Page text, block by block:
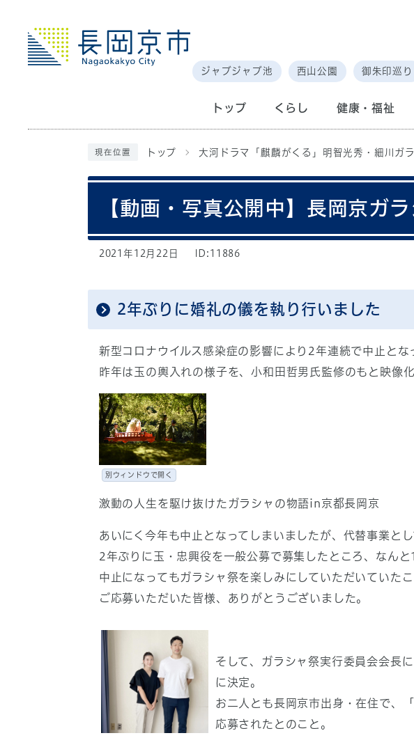
ジャブジャブ池 西山公園 御朱印巡り
トップ くらし 健康・福祉
現在位置 トップ 大河ドラマ「麒麟がくる」明智光秀・細川ガ
【動画・写真公開中】長岡京
2021年12月22日 ID:11886
2年ぶりに婚礼の儀を執り行いました
新型コロナウイルス感染症の影響により2年連続で中止とな
昨年は玉の輿入れの様子を、小和田哲男氏監修のもと映像
別ウィンドウで開く
激動の人生を駆け抜けたガラシャの物語in京都長岡京
あいにく今年も中止となってしまいましたが、代替事業と
2年ぶりに玉・忠興役を一般公募で募集したところ、なん
中止になってもガラシャ祭を楽しみにしていただいていた
ご応募いただいた皆様、ありがとうございました。
そして、ガラシャ祭実行委員会会長
に決定。
お二人とも長岡京市出身・在住で、
応募されたとのこと。